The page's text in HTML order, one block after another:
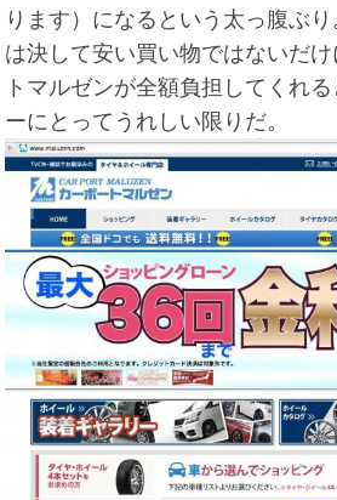
ります）になるという太っ腹ぶ
は決して安い買い物ではないだ
トマルゼンが全額負担してくれ
ーにとってうれしい限りだ。